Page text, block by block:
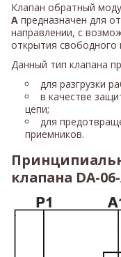
Клапан обратный
A предназначен для
направлении, с
открытия
Данный тип клапана
для разгрузки
в качестве
цепи;
для
приемников.
клапана DA-